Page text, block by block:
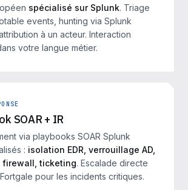
spécialisé sur Splunk. Triage
events, hunting via Splunk
à un acteur. Interaction
votre langue métier.
SOAR + IR
via playbooks SOAR Splunk
: isolation EDR, verrouillage AD,
firewall, ticketing. Escalade directe
pour les incidents critiques.